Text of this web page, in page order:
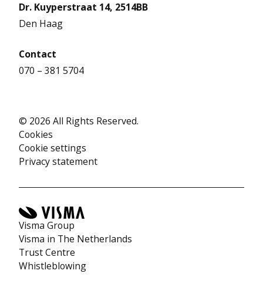
Dr. Kuyperstraat 14, 2514BB
Den Haag
Contact
070 – 381 5704
© 2026 All Rights Reserved.
Cookies
Cookie settings
Privacy statement
Visma Group
Visma in The Netherlands
Trust Centre
Whistleblowing